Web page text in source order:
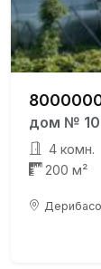
дом №
4 комн.
200 м²